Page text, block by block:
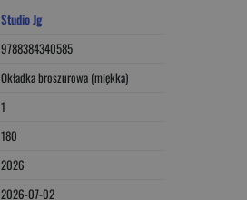
Studio Jg
9788384340585
Okładka broszurowa (miękka)
1
180
2026
2026-07-02